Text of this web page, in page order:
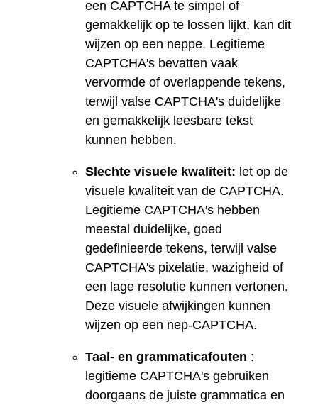
een CAPTCHA te simpel of
gemakkelijk op te lossen lijkt, kan dit
wijzen op een neppe. Legitieme
CAPTCHA's bevatten vaak
vervormde of overlappende tekens,
terwijl valse CAPTCHA's duidelijke
en gemakkelijk leesbare tekst
kunnen hebben.
Slechte visuele kwaliteit: let op de
visuele kwaliteit van de CAPTCHA.
Legitieme CAPTCHA's hebben
meestal duidelijke, goed
gedefinieerde tekens, terwijl valse
CAPTCHA's pixelatie, wazigheid of
een lage resolutie kunnen vertonen.
Deze visuele afwijkingen kunnen
wijzen op een nep-CAPTCHA.
Taal- en grammaticafouten :
legitieme CAPTCHA's gebruiken
doorgaans de juiste grammatica en